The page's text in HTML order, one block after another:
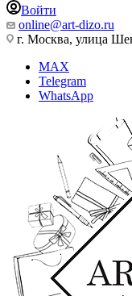
Войти
online@art-dizo.ru
г. Москва, улица
MAX
Telegram
WhatsApp